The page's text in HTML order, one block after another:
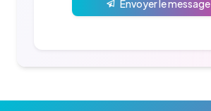
Envoyer le message